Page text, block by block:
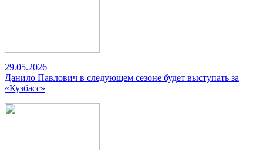
29.05.2026
Данило Павлович в следующем сезоне будет выступать за
«Кузбасс»